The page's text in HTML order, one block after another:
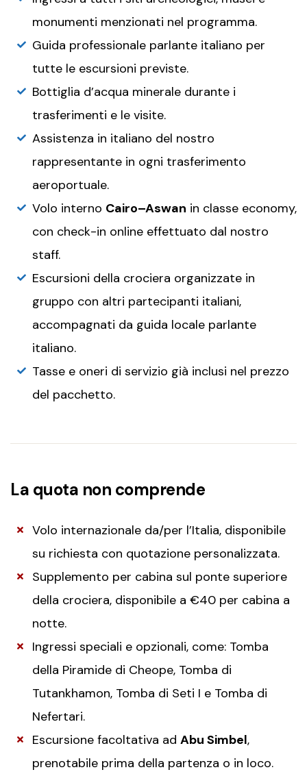
monumenti menzionati nel programma.
Guida professionale parlante italiano per
tutte le escursioni previste.
Bottiglia d’acqua minerale durante i
trasferimenti e le visite.
Assistenza in italiano del nostro
rappresentante in ogni trasferimento
aeroportuale.
Volo interno Cairo–Aswan in classe economy,
con check-in online effettuato dal nostro
staff.
Escursioni della crociera organizzate in
gruppo con altri partecipanti italiani,
accompagnati da guida locale parlante
italiano.
Tasse e oneri di servizio già inclusi nel prezzo
del pacchetto.
La quota non comprende
Volo internazionale da/per l’Italia, disponibile
su richiesta con quotazione personalizzata.
Supplemento per cabina sul ponte superiore
della crociera, disponibile a €40 per cabina a
notte.
Ingressi speciali e opzionali, come: Tomba
della Piramide di Cheope, Tomba di
Tutankhamon, Tomba di Seti I e Tomba di
Nefertari.
Escursione facoltativa ad Abu Simbel,
prenotabile prima della partenza o in loco.